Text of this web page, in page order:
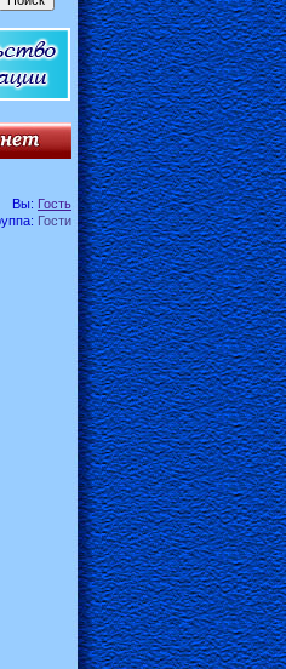
Вы: Гость
Гости